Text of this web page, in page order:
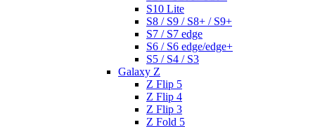
S10 Lite
S8 / S9 / S8+ / S9+
S7 / S7 edge
S6 / S6 edge/edge+
S5 / S4 / S3
Galaxy Z
Z Flip 5
Z Flip 4
Z Flip 3
Z Fold 5